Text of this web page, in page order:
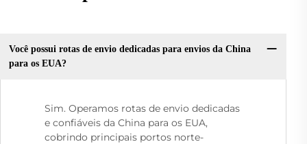
Você possui rotas de envio dedicadas para envios da China
para os EUA?
Sim. Operamos rotas de envio dedicadas
e confiáveis da China para os EUA,
cobrindo principais portos norte-